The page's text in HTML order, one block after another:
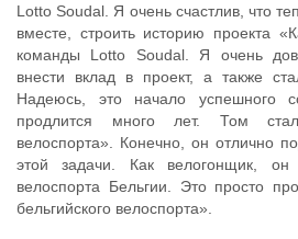
Lotto Soudal. Я очень счастлив, что
вместе, строить историю проекта
команды Lotto Soudal. Я очень
внести вклад в проект, а также
Надеюсь, это начало успешного
продлится много лет. Том
велоспорта». Конечно, он отлично
этой задачи. Как велогонщик,
велоспорта Бельгии. Это просто
бельгийского велоспорта».